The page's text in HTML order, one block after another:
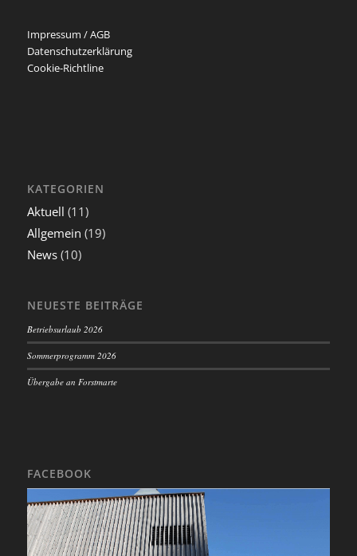
Impressum / AGB
Datenschutzerklärung
Cookie-Richtline
KATEGORIEN
Aktuell (11)
Allgemein (19)
News(10)
NEUESTE BEITRÄGE
Betriebsurlaub 2026
Sommerprogramm 2026
Übergabe an Forstmarte
FACEBOOK